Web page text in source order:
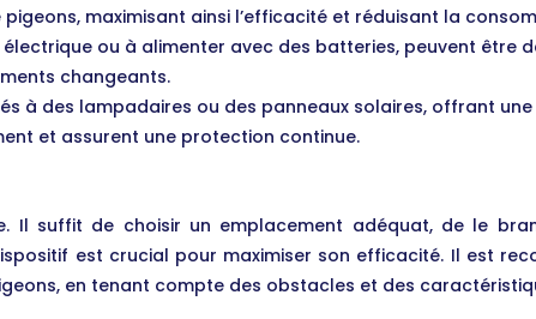
maximisant ainsi l’efficacité et réduisant la
ou à alimenter avec des batteries, peuvent être
changeants.
à des lampadaires ou des panneaux solaires, offrant
et assurent une protection continue.
Il suffit de choisir un emplacement adéquat, de le
est crucial pour maximiser son efficacité. Il est
en tenant compte des obstacles et des